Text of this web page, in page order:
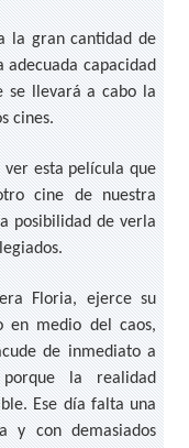
la gran cantidad de
adecuada capacidad
se llevará a cabo la
cines.
ver esta película que
cine de nuestra
posibilidad de verla
Floria, ejerce su
en medio del caos,
de inmediato a
la realidad
Ese día falta una
y con demasiados